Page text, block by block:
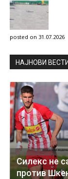
posted on 31.07.2026
НAЈНОВИ ВЕСТИ
Силекс не
против